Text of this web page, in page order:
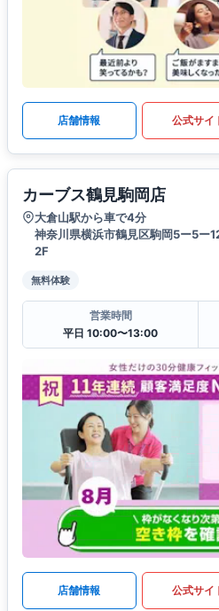
店舗情報 公式サイ
カーブス鶴見駒岡店
大倉山駅から車で4分
神奈川県横浜市鶴見区駒岡5ー5ー
2F
無料体験
営業時間
平日 10:00〜13:00
店舗情報 公式サイ